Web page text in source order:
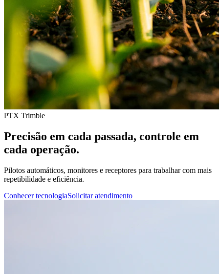
PTX Trimble
Precisão em cada passada, controle em
cada operação.
Pilotos automáticos, monitores e receptores para trabalhar com mais
repetibilidade e eficiência.
Conhecer tecnologiaSolicitar atendimento